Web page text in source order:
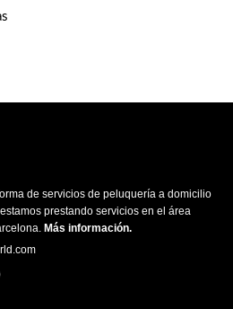
de servicios de peluquería a domicilio
prestando servicios en el área
Más información.